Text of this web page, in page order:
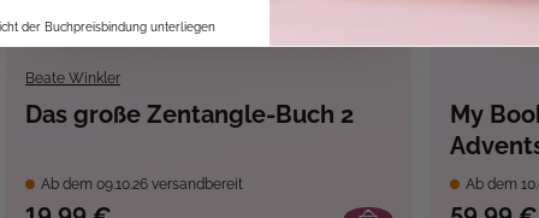
Beate Winkler
Das große Zentangle-Buch 2
Ab dem 09.10.26 versandbereit
My
Ab dem
der Buchpreisbindung unterliegen